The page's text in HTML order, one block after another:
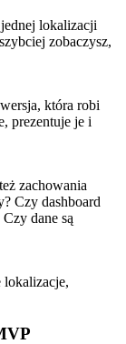
lokalizacji
zobaczysz,
która robi
prezentuje je i
zachowania
Czy dashboard
dane są
lokalizacje,